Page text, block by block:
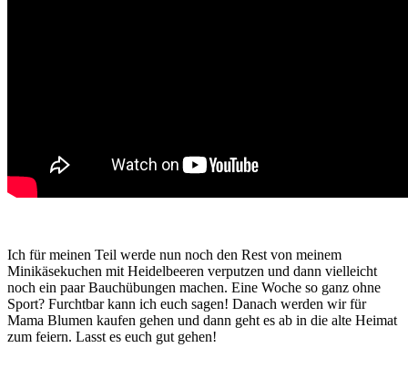
Ich für meinen Teil werde nun noch den Rest von meinem
Minikäsekuchen mit Heidelbeeren verputzen und dann vielleicht
noch ein paar Bauchübungen machen. Eine Woche so ganz ohne
Sport? Furchtbar kann ich euch sagen! Danach werden wir für
Mama Blumen kaufen gehen und dann geht es ab in die alte Heimat
zum feiern. Lasst es euch gut gehen!